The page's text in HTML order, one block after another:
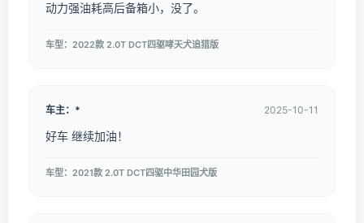
动力强油耗高后备箱小，没了。
车型：2022款 2.0T DCT四驱哮天犬追猎版
车主：* 2025-10-11
好车 继续加油！
车型：2021款 2.0T DCT四驱中华田园犬版